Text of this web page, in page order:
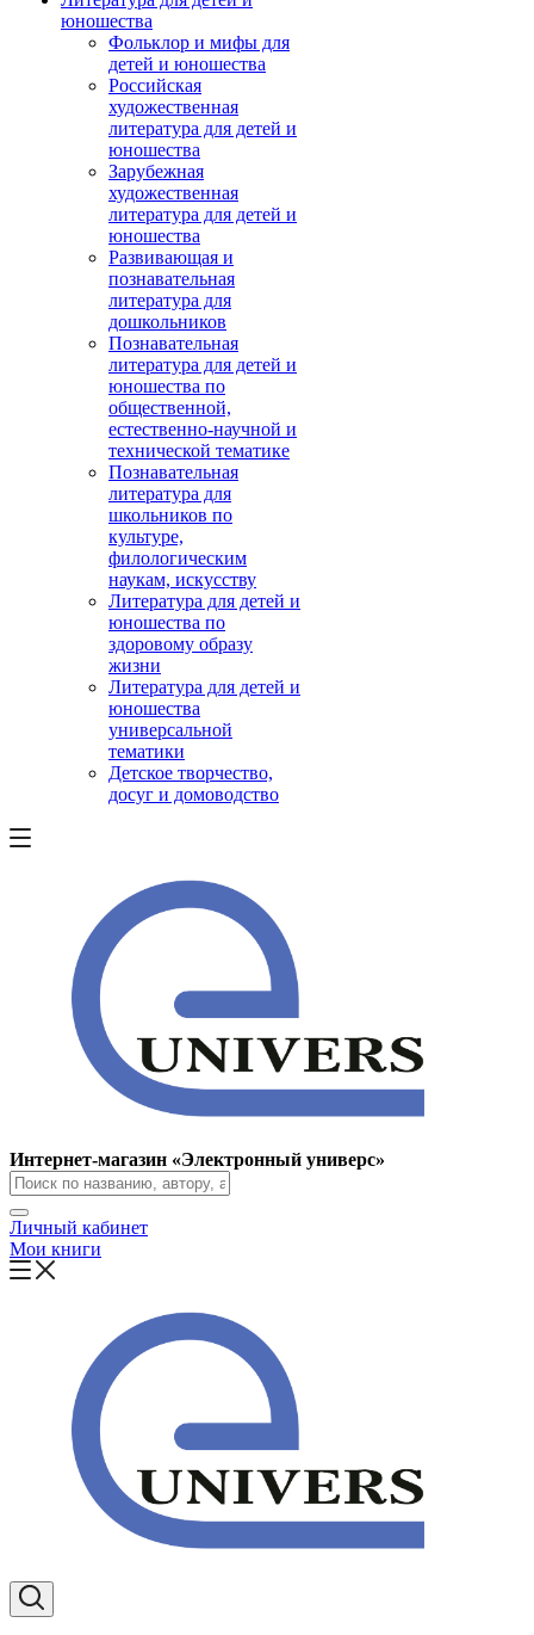
юношества
Фольклор и мифы для
детей и юношества
Российская
художественная
литература для детей и
юношества
Зарубежная
художественная
литература для детей и
юношества
Развивающая и
познавательная
литература для
дошкольников
Познавательная
литература для детей и
юношества по
общественной,
естественно-научной и
технической тематике
Познавательная
литература для
школьников по
культуре,
филологическим
наукам, искусству
Литература для детей и
юношества по
здоровому образу
жизни
Литература для детей и
юношества
универсальной
тематики
Детское творчество,
досуг и домоводство
Интернет-магазин «Электронный универс»
Личный кабинет
Мои книги